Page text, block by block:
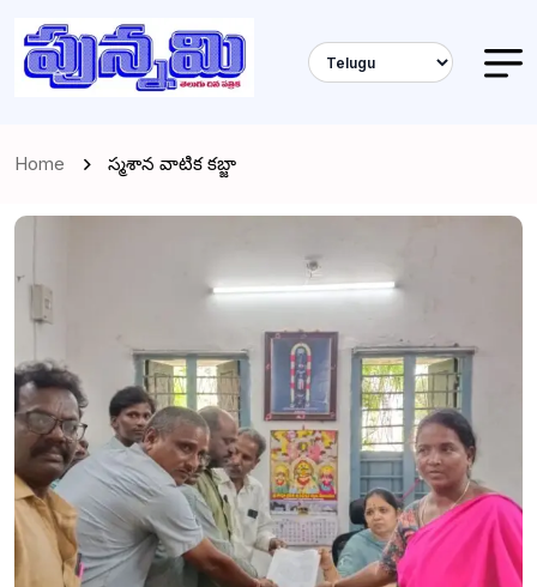
Home స్మశాన వాటిక కబ్జా